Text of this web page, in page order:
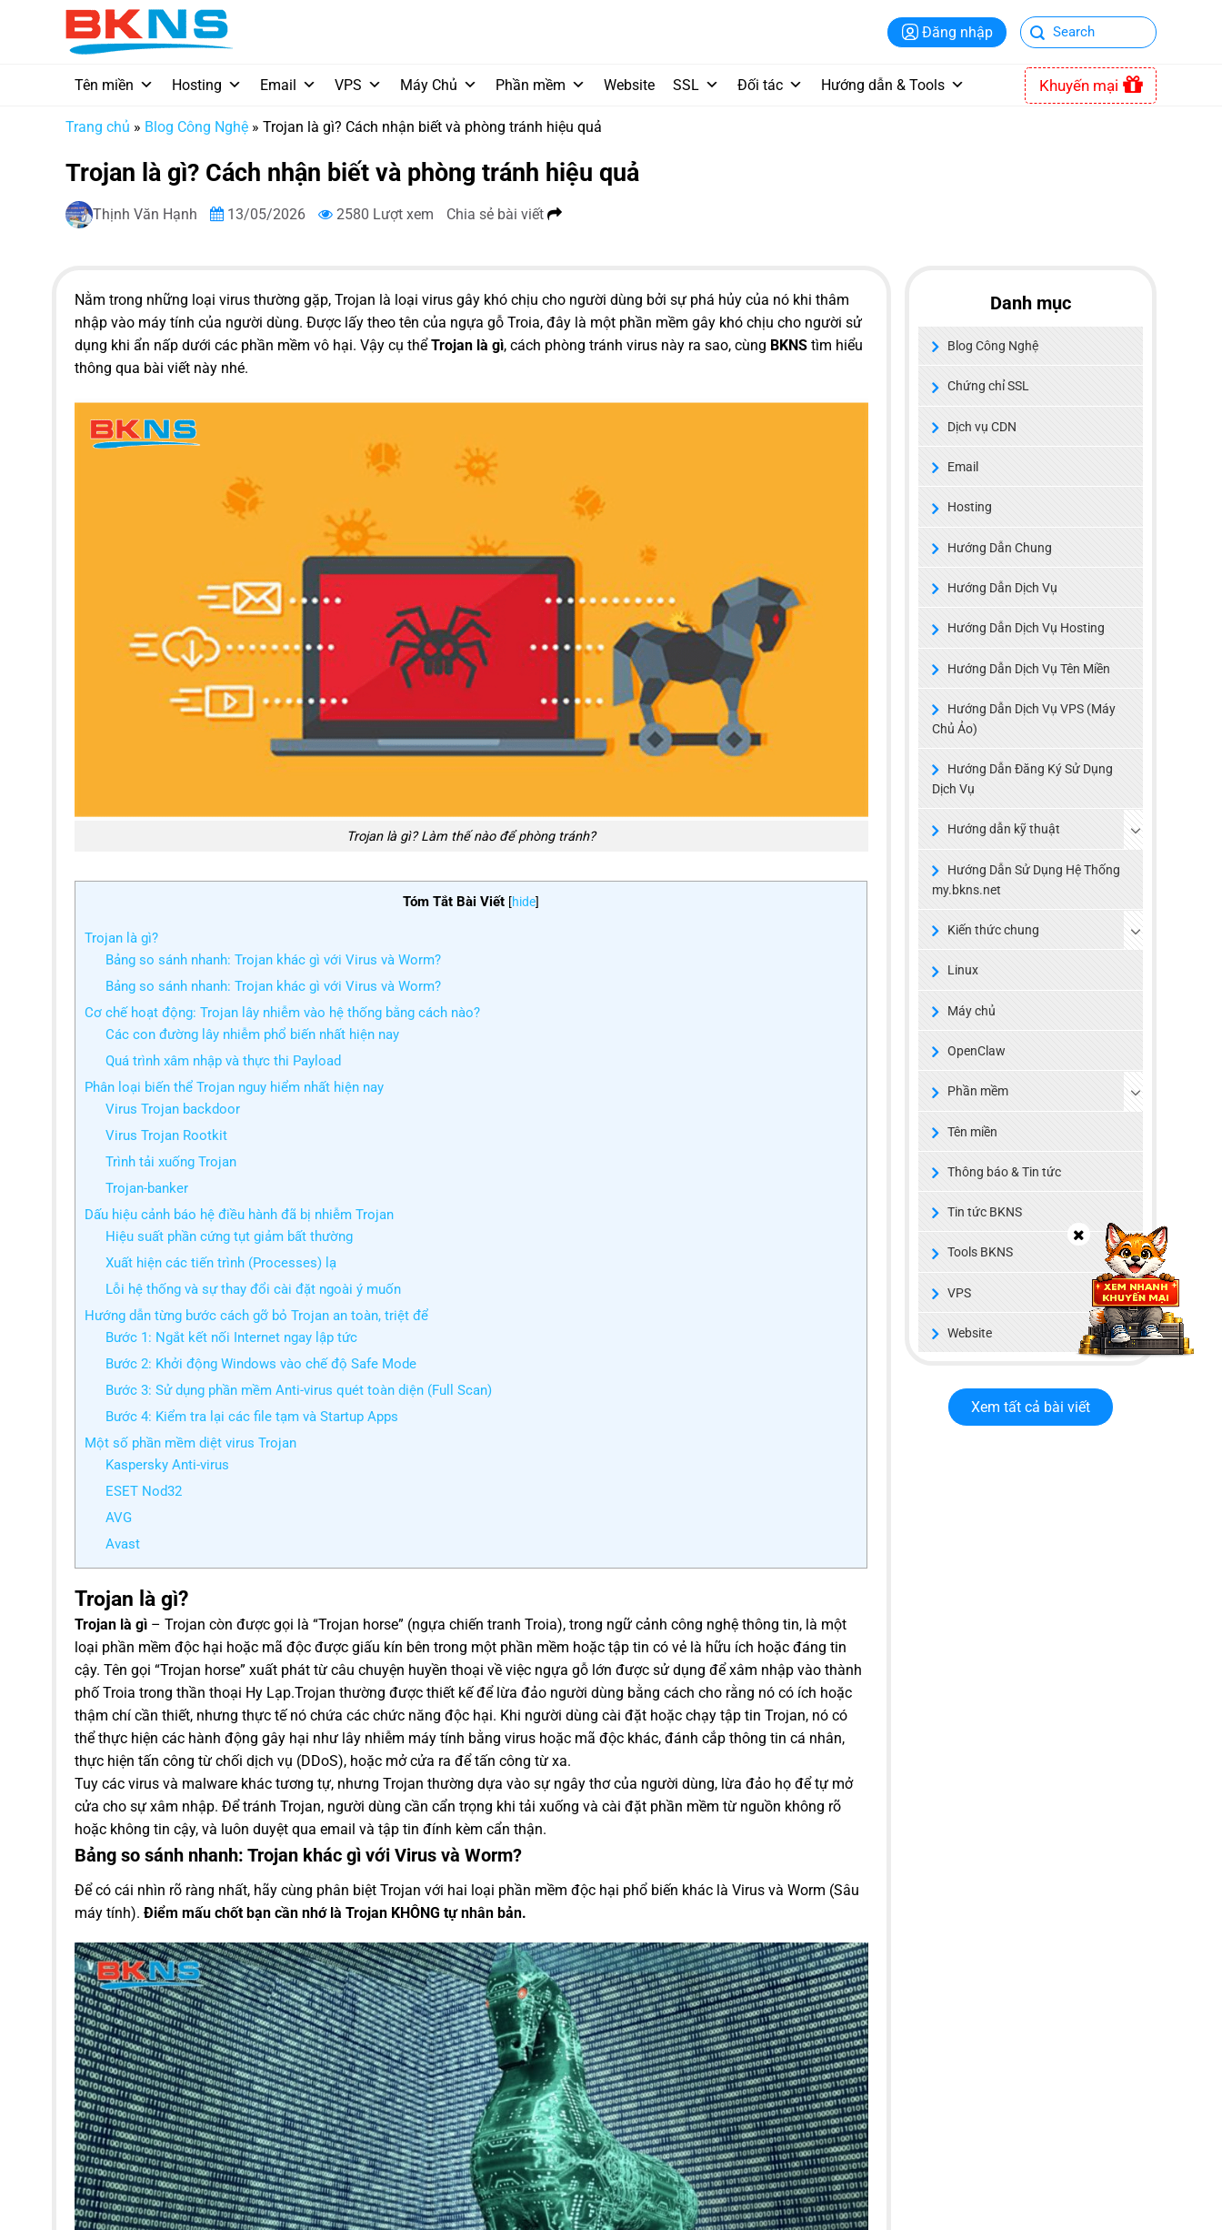
Đăng nhập
Tên miền Hosting Email VPS Máy Chủ Phần mềm Website SSL Đối tác Hướng dẫn & Tools Khuyến mại
Trang chủ » Blog Công Nghệ » Trojan là gì? Cách nhận biết và phòng tránh hiệu quả
Trojan là gì? Cách nhận biết và phòng tránh hiệu quả
Thịnh Văn Hạnh 13/05/2026 2580 Lượt xem Chia sẻ bài viết
Nằm trong những loại virus thường gặp, Trojan là loại virus gây khó chịu cho người dùng bởi sự phá hủy của nó khi thâm
nhập vào máy tính của người dùng. Được lấy theo tên của ngựa gỗ Troia, đây là một phần mềm gây khó chịu cho người sử
dụng khi ẩn nấp dưới các phần mềm vô hại. Vậy cụ thể Trojan là gì, cách phòng tránh virus này ra sao, cùng BKNS tìm hiểu
thông qua bài viết này nhé.
Trojan là gì? Làm thế nào để phòng tránh?
Tóm Tắt Bài Viết [hide]
Trojan là gì?
Bảng so sánh nhanh: Trojan khác gì với Virus và Worm?
Bảng so sánh nhanh: Trojan khác gì với Virus và Worm?
Cơ chế hoạt động: Trojan lây nhiễm vào hệ thống bằng cách nào?
Các con đường lây nhiễm phổ biến nhất hiện nay
Quá trình xâm nhập và thực thi Payload
Phân loại biến thể Trojan nguy hiểm nhất hiện nay
Virus Trojan backdoor
Virus Trojan Rootkit
Trình tải xuống Trojan
Trojan-banker
Dấu hiệu cảnh báo hệ điều hành đã bị nhiễm Trojan
Hiệu suất phần cứng tụt giảm bất thường
Xuất hiện các tiến trình (Processes) lạ
Lỗi hệ thống và sự thay đổi cài đặt ngoài ý muốn
Hướng dẫn từng bước cách gỡ bỏ Trojan an toàn, triệt để
Bước 1: Ngắt kết nối Internet ngay lập tức
Bước 2: Khởi động Windows vào chế độ Safe Mode
Bước 3: Sử dụng phần mềm Anti-virus quét toàn diện (Full Scan)
Bước 4: Kiểm tra lại các file tạm và Startup Apps
Một số phần mềm diệt virus Trojan
Kaspersky Anti-virus
ESET Nod32
AVG
Avast
Trojan là gì?
Trojan là gì – Trojan còn được gọi là “Trojan horse” (ngựa chiến tranh Troia), trong ngữ cảnh công nghệ thông tin, là một
loại phần mềm độc hại hoặc mã độc được giấu kín bên trong một phần mềm hoặc tập tin có vẻ là hữu ích hoặc đáng tin
cậy. Tên gọi “Trojan horse” xuất phát từ câu chuyện huyền thoại về việc ngựa gỗ lớn được sử dụng để xâm nhập vào thành
phố Troia trong thần thoại Hy Lạp.Trojan thường được thiết kế để lừa đảo người dùng bằng cách cho rằng nó có ích hoặc
thậm chí cần thiết, nhưng thực tế nó chứa các chức năng độc hại. Khi người dùng cài đặt hoặc chạy tập tin Trojan, nó có
thể thực hiện các hành động gây hại như lây nhiễm máy tính bằng virus hoặc mã độc khác, đánh cắp thông tin cá nhân,
thực hiện tấn công từ chối dịch vụ (DDoS), hoặc mở cửa ra để tấn công từ xa.
Tuy các virus và malware khác tương tự, nhưng Trojan thường dựa vào sự ngây thơ của người dùng, lừa đảo họ để tự mở
cửa cho sự xâm nhập. Để tránh Trojan, người dùng cần cẩn trọng khi tải xuống và cài đặt phần mềm từ nguồn không rõ
hoặc không tin cậy, và luôn duyệt qua email và tập tin đính kèm cẩn thận.
Bảng so sánh nhanh: Trojan khác gì với Virus và Worm?
Để có cái nhìn rõ ràng nhất, hãy cùng phân biệt Trojan với hai loại phần mềm độc hại phổ biến khác là Virus và Worm (Sâu
máy tính). Điểm mấu chốt bạn cần nhớ là Trojan KHÔNG tự nhân bản.
Danh mục
Blog Công Nghệ
Chứng chỉ SSL
Dịch vụ CDN
Email
Hosting
Hướng Dẫn Chung
Hướng Dẫn Dịch Vụ
Hướng Dẫn Dịch Vụ Hosting
Hướng Dẫn Dịch Vụ Tên Miền
Hướng Dẫn Dịch Vụ VPS (Máy
Chủ Ảo)
Hướng Dẫn Đăng Ký Sử Dụng
Dịch Vụ
Hướng dẫn kỹ thuật
Hướng Dẫn Sử Dụng Hệ Thống
my.bkns.net
Kiến thức chung
Linux
Máy chủ
OpenClaw
Phần mềm
Tên miền
Thông báo & Tin tức
Tin tức BKNS
Tools BKNS
VPS
Website
Xem tất cả bài viết